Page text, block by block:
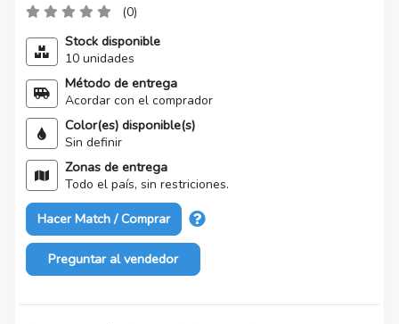
(0)
Stock disponible
10 unidades
Método de entrega
Acordar con el comprador
Color(es) disponible(s)
Sin definir
Zonas de entrega
Todo el país, sin restriciones.
Hacer Match / Comprar
Preguntar al vendedor